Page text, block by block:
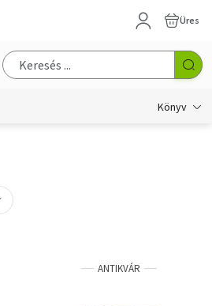
Üres
Könyv
ANTIKVÁR